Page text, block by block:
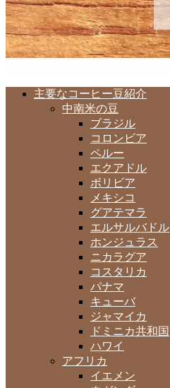
主要なコーヒー豆紹介
中南米の豆
ブラジル
コロンビア
ペルー
エクアドル
ボリビア
メキシコ
グアテマラ
エルサルバドル
ホンジュラス
ニカラグア
コスタリカ
パナマ
キューバ
ジャマイカ
ドミニカ共和国
ハワイ
アフリカ
イエメン